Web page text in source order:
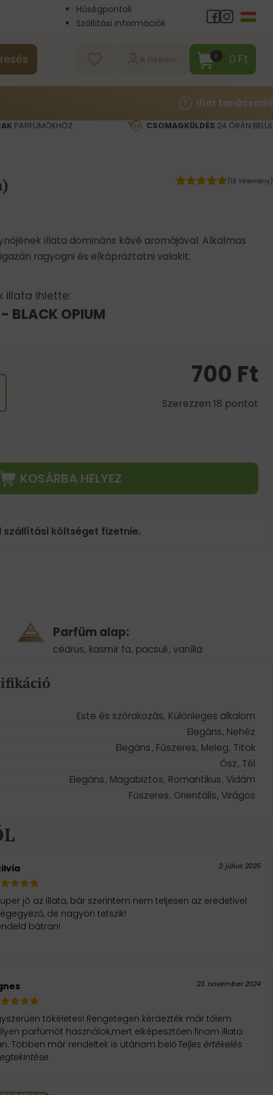
Hűségpontok
Szállítási információk
0 0 Ft
Illat tanácsadó
PARFÜMÖKHÖZ CSOMAGKÜLDÉS 24 ÓRÁN BELÜL
(18 Vélemény)
illata domináns kávé aromájával. Alkalmas
ragyogni és elkápráztatni valakit.
illata ihlette:
BLACK OPIUM
700 Ft
Szerezzen 18 pontot
KOSÁRBA HELYEZ
szállítási költséget fizetnie.
Parfüm alap:
cédrus, kasmír fa, pacsuli, vanília
Este és szórakozás, Különleges alkalom
Elegáns, Nehéz
Elegáns, Fűszeres, Meleg, Titok
Ősz, Tél
Elegáns, Magabiztos, Romantikus, Vidám
Fűszeres, Orientális, Virágos
2. július 2025
jó az illata, bár szerintem nem teljesen az eredetivel
de nagyon tetszik!
bátran!
23. november 2024
tökéletes! Rengetegen kérdezték már tőlem
parfümöt használok,mert elképesztően finom illata
Többen már rendeltek is utánam belő Teljes értékelés